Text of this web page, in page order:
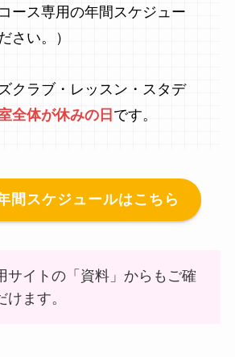
ース専用の年間スケジュー
さい。）
クラブ・レッスン・スタデ
全体が休みの日 です。
間スケジュールはこちら
サイトの「資料」からもご確
けます。